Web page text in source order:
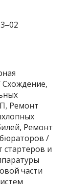
Схождение,
Ремонт
Ремонт
/
и
части